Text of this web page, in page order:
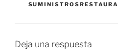
Deja una respuesta